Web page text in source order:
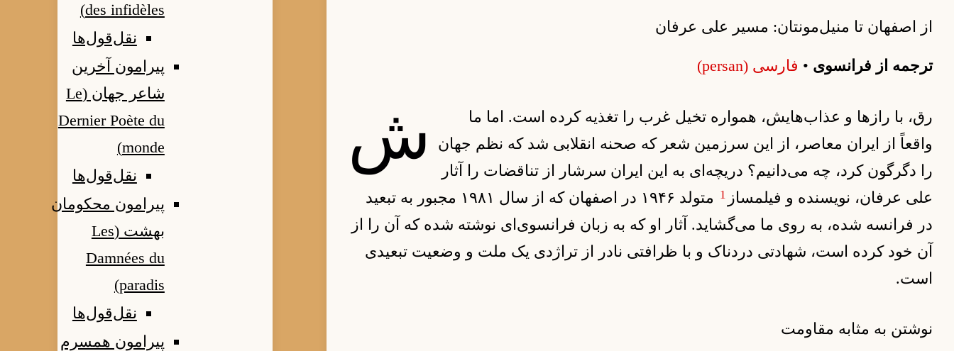
از اصفهان تا منیل‌مونتان: مسیر علی عرفان
ترجمه از فرانسوی • فارسی (persan)
ش
رق، با رازها و عذاب‌هایش، همواره تخیل غرب را تغذیه کرده است. اما ما
واقعاً از ایران معاصر، از این سرزمین شعر که صحنه انقلابی شد که نظم جهان
را دگرگون کرد، چه می‌دانیم؟ دریچه‌ای به این ایران سرشار از تناقضات را آثار
علی عرفان، نویسنده و فیلمساز 1
متولد ۱۹۴۶ در اصفهان که از سال ۱۹۸۱ مجبور به تبعید
در فرانسه شده، به روی ما می‌گشاید. آثار او که به زبان فرانسوی‌ای نوشته شده که آن را از
آن خود کرده است، شهادتی دردناک و با ظرافتی نادر از تراژدی یک ملت و وضعیت تبعیدی
است.
نوشتن به مثابه مقاومت
des infidèles)
نقل‌قول‌ها
پیرامون آخرین
شاعر جهان (Le
Dernier Poète du
monde)
نقل‌قول‌ها
پیرامون محکومان
بهشت (Les
Damnées du
paradis)
نقل‌قول‌ها
پیرامون همسرم